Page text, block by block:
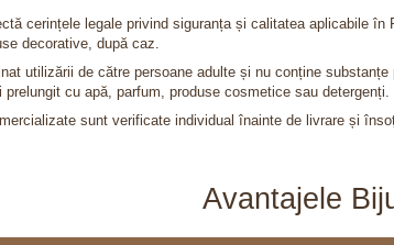
cerințele legale privind siguranța și calitatea aplicabile
decorative, după caz.
utilizării de către persoane adulte și nu conține
prelungit cu apă, parfum, produse cosmetice sau detergenți.
sunt verificate individual înainte de livrare și
Avantajele